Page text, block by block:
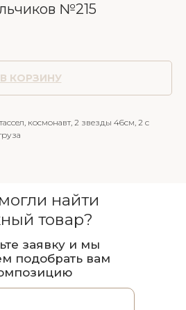
№215
В КОРЗИНУ
космонавт, 2 звезды 46см, 2 с
найти
товар?
заявку и мы
подобрать вам